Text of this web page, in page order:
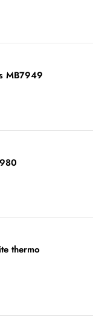
MB7949
thermo